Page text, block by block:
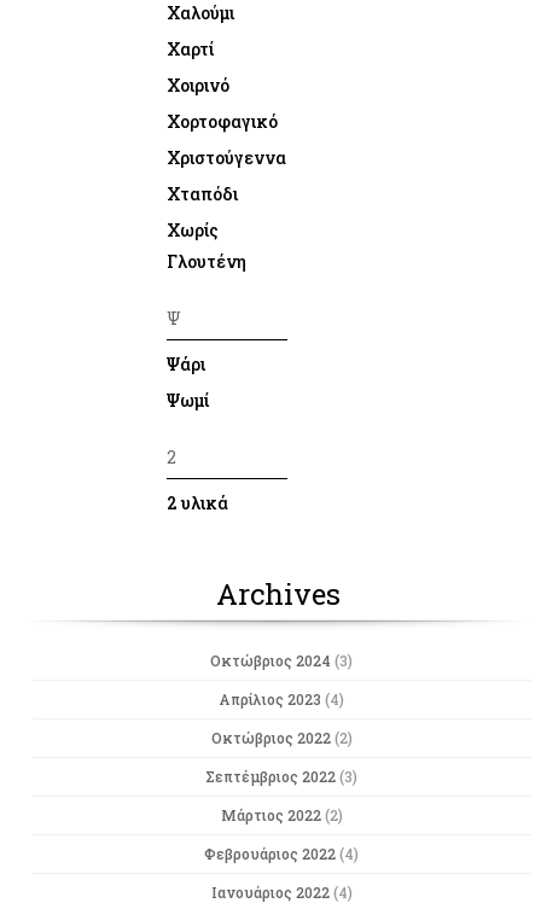
Χαλούμι
Χαρτί
Χοιρινό
Χορτοφαγικό
Χριστούγεννα
Χταπόδι
Χωρίς
Γλουτένη
Ψ
Ψάρι
Ψωμί
2
2 υλικά
Archives
Οκτώβριος 2024 (3)
Απρίλιος 2023 (4)
Οκτώβριος 2022(2)
Σεπτέμβριος 2022(3)
Μάρτιος 2022(2)
Φεβρουάριος 2022(4)
Ιανουάριος 2022(4)